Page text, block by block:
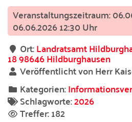
06.06.2026 12:30 Uhr
Ort:Landratsamt
18 98646 Hildburghausen
Veröffentlicht von Herr
Kategorien:
Schlagworte:2026
Treffer: 182